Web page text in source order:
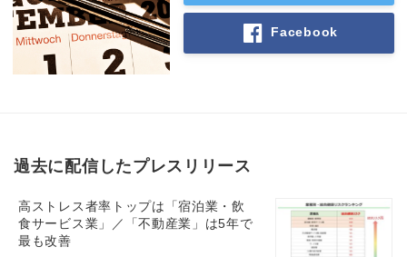
Facebook
過去に配信したプレスリリース
高ストレス者率トップは「宿泊業・飲
食サービス業」／「不動産業」は5年で
最も改善